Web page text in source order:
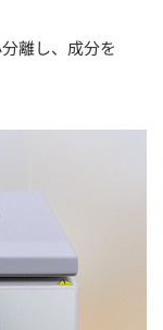
離し、成分を